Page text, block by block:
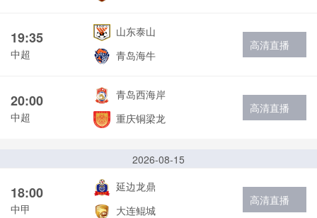
19:35
中超
山东泰山
青岛海牛
高清直播
20:00
中超
青岛西海岸
重庆铜梁龙
高清直播
2026-08-15
18:00
中甲
延边龙鼎
大连鲲城
高清直播